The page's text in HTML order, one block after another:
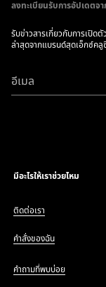
ลงทะเบียนรับการอัปเดตจ
รับข่าวสารเกี่ยวกับการเปิด
ล่าสุดจากแบรนด์สุดเอ็กซ์คลู
อีเมล
มีอะไรให้เราช่วยไหม
ติดต่อเรา
คำสั่งของฉัน
คำถามที่พบบ่อย